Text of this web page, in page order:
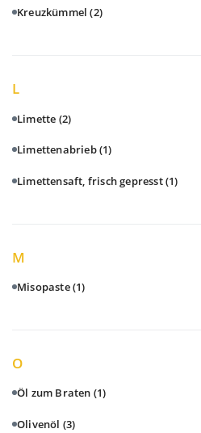
Kreuzkümmel(2)
L
Limette (2)
Limettenabrieb(1)
Limettensaft, frisch gepresst(1)
M
Misopaste(1)
O
Öl zum Braten (1)
Olivenöl (3)